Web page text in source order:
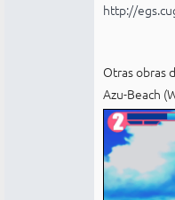
http://
Otras obras
Azu-Beach